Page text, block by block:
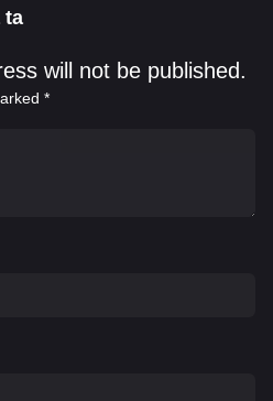
ta
will not be published.
*